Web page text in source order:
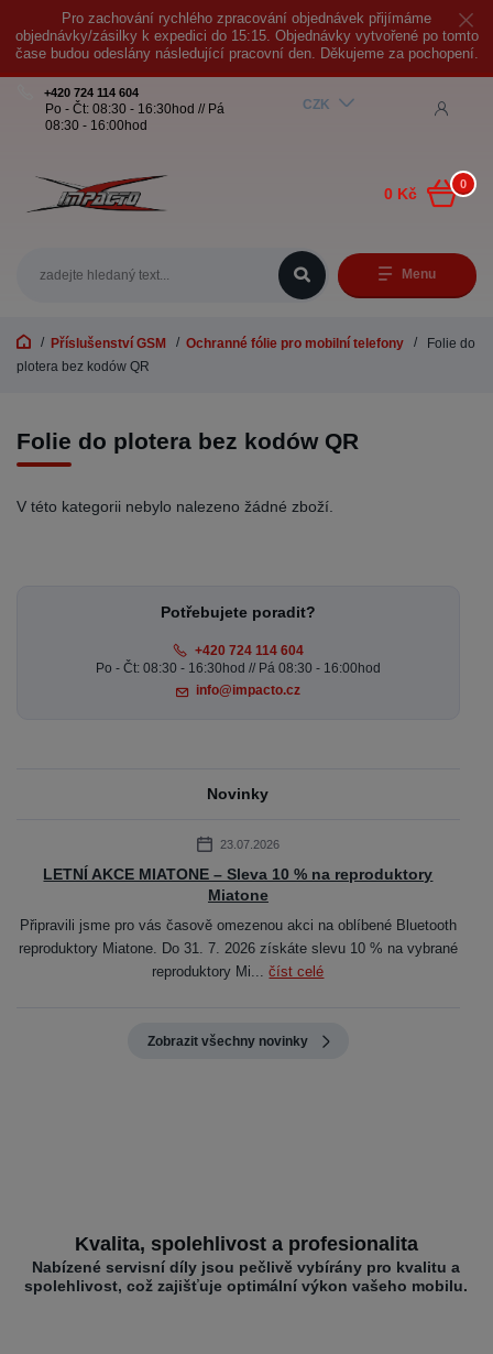
Pro zachování rychlého zpracování objednávek přijímáme
objednávky/zásilky k expedici do 15:15. Objednávky vytvořené po tomto
čase budou odeslány následující pracovní den. Děkujeme za pochopení.
Menu
CZK
+420 724 114 604
Po - Čt: 08:30 - 16:30hod // Pá
08:30 - 16:00hod
0
0 Kč
Příslušenství GSM Ochranné fólie pro mobilní telefony
Folie do
plotera bez kodów QR
Folie do plotera bez kodów QR
V této kategorii nebylo nalezeno žádné zboží.
Potřebujete poradit?
+420 724 114 604
Po - Čt: 08:30 - 16:30hod // Pá 08:30 - 16:00hod
info@impacto.cz
Novinky
23.07.2026
LETNÍ AKCE MIATONE – Sleva 10 % na reproduktory
Miatone
Připravili jsme pro vás časově omezenou akci na oblíbené Bluetooth
reproduktory Miatone. Do 31. 7. 2026 získáte slevu 10 % na vybrané
reproduktory Mi...číst celé
Zobrazit všechny novinky
Kvalita, spolehlivost a profesionalita
Nabízené servisní díly jsou pečlivě vybírány pro kvalitu a
spolehlivost, což zajišťuje optimální výkon vašeho mobilu.